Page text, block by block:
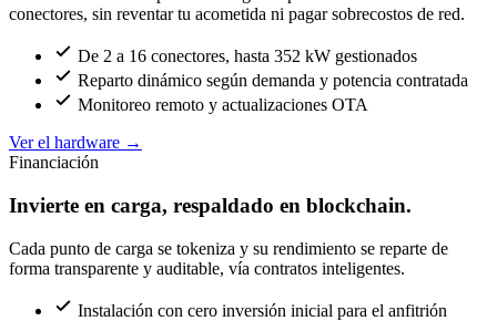
conectores, sin reventar tu acometida ni pagar sobrecostos de red.
De 2 a 16 conectores, hasta 352 kW gestionados
Reparto dinámico según demanda y potencia contratada
Monitoreo remoto y actualizaciones OTA
Ver el hardware →
Financiación
Invierte en carga, respaldado en blockchain.
Cada punto de carga se tokeniza y su rendimiento se reparte de
forma transparente y auditable, vía contratos inteligentes.
Instalación con cero inversión inicial para el anfitrión